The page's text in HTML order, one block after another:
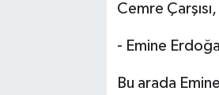
Cemre
- Emine
Bu arada